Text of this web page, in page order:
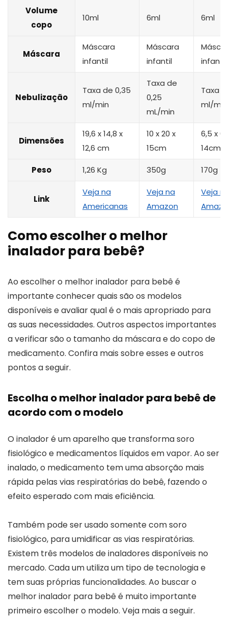
Volume
copo
10ml 6ml 6ml
Máscara
Máscara
infantil
Máscara
infantil
infantil
Nebulização
Taxa de 0,35
ml/min
Taxa de
0,25
mL/min
Taxa
ml/min
Dimensões
19,6 x 14,8 x
12,6 cm
10 x 20 x
15cm
6,5 x
14cm
Peso 1,26 Kg 350g 170g
Link
Veja na
Americanas
Veja na
Amazon
Veja
Como escolher o melhor
inalador para bebê?
Ao escolher o melhor inalador para bebê é
importante conhecer quais são os modelos
disponíveis e avaliar qual é o mais apropriado para
as suas necessidades. Outros aspectos importantes
a verificar são o tamanho da máscara e do copo de
medicamento. Confira mais sobre esses e outros
pontos a seguir.
Escolha o melhor inalador para bebê de
acordo com o modelo
O inalador é um aparelho que transforma soro
fisiológico e medicamentos líquidos em vapor. Ao ser
inalado, o medicamento tem uma absorção mais
rápida pelas vias respiratórias do bebê, fazendo o
efeito esperado com mais eficiência.
Também pode ser usado somente com soro
fisiológico, para umidificar as vias respiratórias.
Existem três modelos de inaladores disponíveis no
mercado. Cada um utiliza um tipo de tecnologia e
tem suas próprias funcionalidades. Ao buscar o
melhor inalador para bebê é muito importante
primeiro escolher o modelo. Veja mais a seguir.